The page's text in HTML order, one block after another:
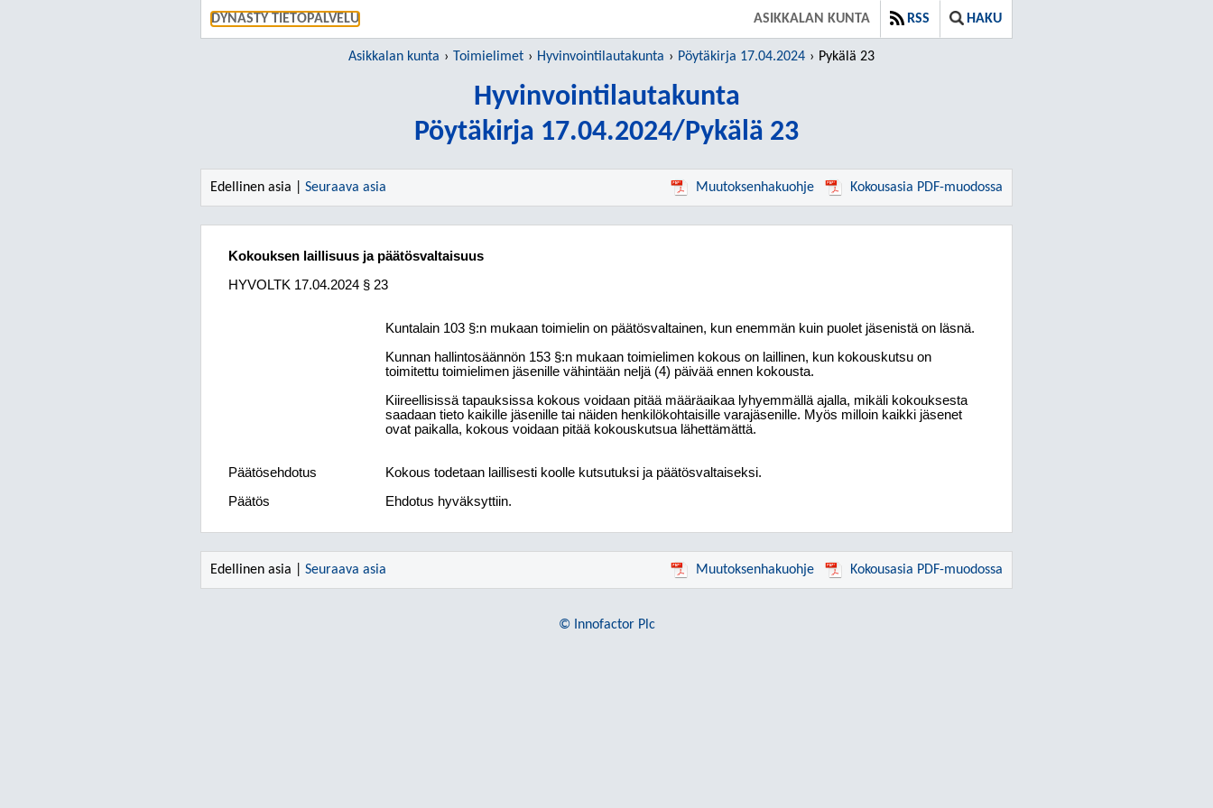
DYNASTY TIETOPALVELU ASIKKALAN KUNTA RSS HAKU
Asikkalan kunta Toimielimet Hyvinvointilautakunta Pöytäkirja 17.04.2024 Pykälä 23
Hyvinvointilautakunta
Pöytäkirja 17.04.2024/Pykälä 23
Edellinen asia | Seuraava asia Muutoksenhakuohje Kokousasia PDF-muodossa
Kokouksen laillisuus ja päätösvaltaisuus
HYVOLTK 17.04.2024 § 23
Kuntalain 103 §:n mukaan toimielin on päätösvaltainen, kun enemmän kuin puolet jäsenistä on läsnä.
Kunnan hallintosäännön 153 §:n mukaan toimielimen kokous on laillinen, kun kokouskutsu on
toimitettu toimielimen jäsenille vähintään neljä (4) päivää ennen kokousta.
Kiireellisissä tapauksissa kokous voidaan pitää määräaikaa lyhyemmällä ajalla, mikäli kokouksesta
saadaan tieto kaikille jäsenille tai näiden henkilökohtaisille varajäsenille. Myös milloin kaikki jäsenet
ovat paikalla, kokous voidaan pitää kokouskutsua lähettämättä.
Päätösehdotus
Kokous todetaan laillisesti koolle kutsutuksi ja päätösvaltaiseksi.
Päätös
Ehdotus hyväksyttiin.
Edellinen asia | Seuraava asia Muutoksenhakuohje Kokousasia PDF-muodossa
© Innofactor Plc